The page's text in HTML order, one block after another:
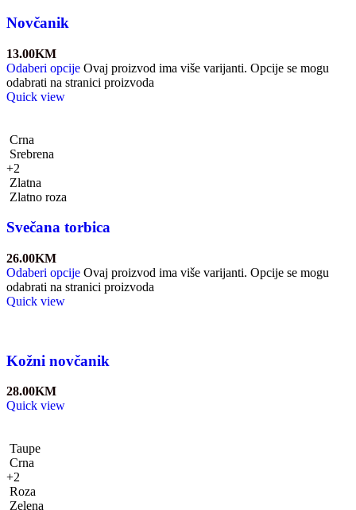
Novčanik
13.00KM
Odaberi opcije Ovaj proizvod ima više varijanti. Opcije se mogu
odabrati na stranici proizvoda
Quick view
Crna
Srebrena
+2
Zlatna
Zlatno roza
Svečana torbica
26.00KM
Odaberi opcije Ovaj proizvod ima više varijanti. Opcije se mogu
odabrati na stranici proizvoda
Quick view
Kožni novčanik
28.00KM
Quick view
Taupe
Crna
+2
Roza
Zelena